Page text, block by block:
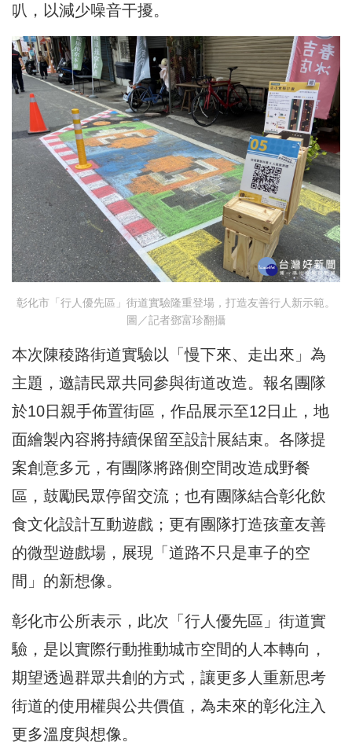
叭，以減少噪音干擾。
彰化市「行人優先區」街道實驗隆重登場，打造友善行人新示範。
圖／記者鄧富珍翻攝
本次陳稜路街道實驗以「慢下來、走出來」為
主題，邀請民眾共同參與街道改造。報名團隊
於10日親手佈置街區，作品展示至12日止，地
面繪製內容將持續保留至設計展結束。各隊提
案創意多元，有團隊將路側空間改造成野餐
區，鼓勵民眾停留交流；也有團隊結合彰化飲
食文化設計互動遊戲；更有團隊打造孩童友善
的微型遊戲場，展現「道路不只是車子的空
間」的新想像。
彰化市公所表示，此次「行人優先區」街道實
驗，是以實際行動推動城市空間的人本轉向，
期望透過群眾共創的方式，讓更多人重新思考
街道的使用權與公共價值，為未來的彰化注入
更多溫度與想像。